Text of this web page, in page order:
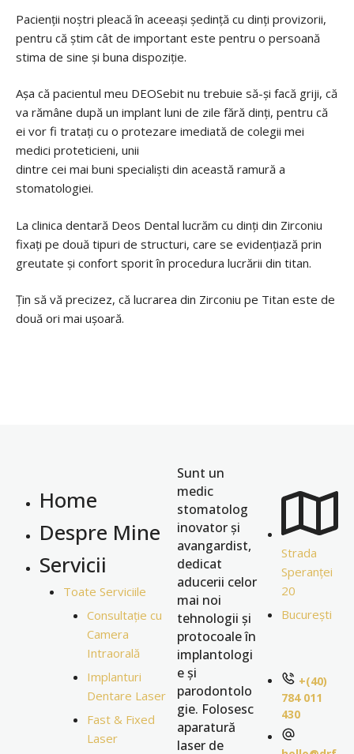
Pacienții noștri pleacă în aceeași ședință cu dinți provizorii,
pentru că știm cât de important este pentru o persoană
stima de sine și buna dispoziție.
Așa că pacientul meu DEOSebit nu trebuie să-și facă griji, că
va rămâne după un implant luni de zile fără dinți, pentru că
ei vor fi tratați cu o protezare imediată de colegii mei
medici proteticieni, unii
dintre cei mai buni specialiști din această ramură a
stomatologiei.
La clinica dentară Deos Dental lucrăm cu dinți din Zirconiu
fixați pe două tipuri de structuri, care se evidențiază prin
greutate și confort sporit în procedura lucrării din titan.
Țin să vă precizez, că lucrarea din Zirconiu pe Titan este de
două ori mai ușoară.
Home
Despre Mine
Servicii
Toate Serviciile
Consultație cu
Camera
Intraorală
Implanturi
Dentare Laser
Fast & Fixed
Laser
Sunt un
medic
stomatolog
inovator și
avangardist,
dedicat
aducerii celor
mai noi
tehnologii și
protocoale în
implantologi
e și
parodontolo
gie. Folosesc
aparatură
laser de
Strada
Speranței
20
București
+(40)
784 011
430